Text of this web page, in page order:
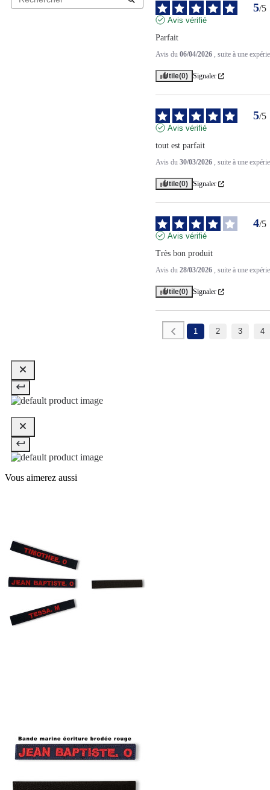
5/5
Avis vérifié
Parfait
Avis du 06/04/2026 , suite à une
Utile(0) Signaler
5/5
Avis vérifié
tout est parfait
Avis du 30/03/2026 , suite à une
Utile(0) Signaler
4/5
Avis vérifié
Très bon produit
Avis du 28/03/2026 , suite à une
Utile(0) Signaler
1 2 3 4
Vous aimerez aussi